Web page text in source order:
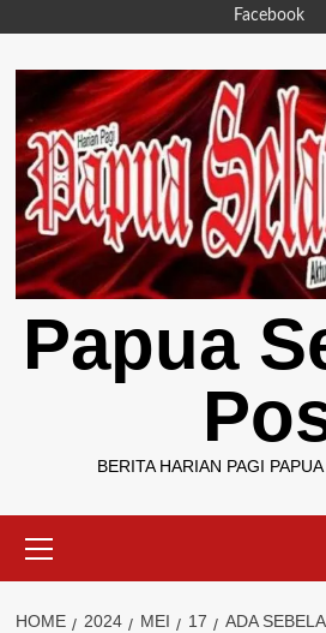
content
Facebook
Papua
BERITA HARIAN PAGI
Menu
HOME 2024 MEI 17
ADA